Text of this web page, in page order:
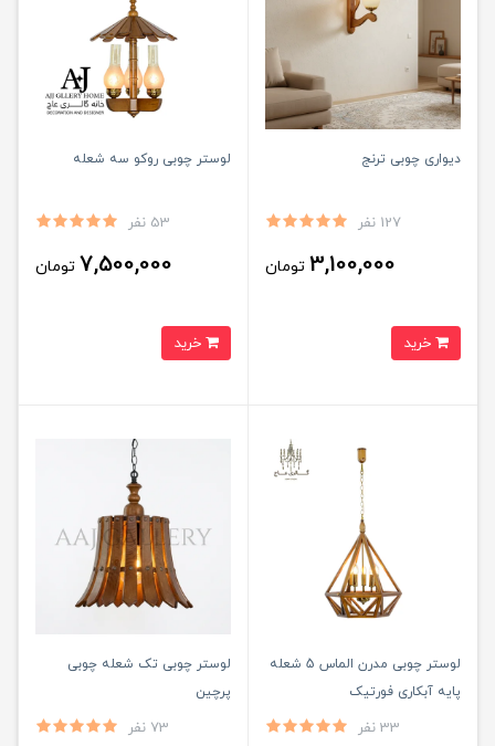
دیواری چوبی ترنج
127 نفر
3,100,000 تومان
لوستر چوبی روکو سه شعله
53 نفر
7,500,000 تومان
لوستر چوبی مدرن الماس 5 شعله
پایه آبکاری فورتیک
33 نفر
لوستر چوبی تک شعله چوبی
پرچین
73 نفر